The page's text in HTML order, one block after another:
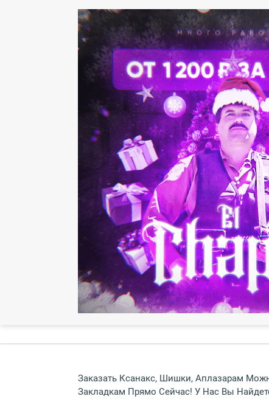
Заказать Ксанакс, Шишки, Аплазарам
Закладкам Прямо Сейчас! У Нас Вы